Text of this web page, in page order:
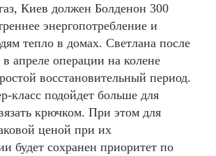
Киев должен Болденон 300
энергопотребление и
тепло в домах. Светлана после
апреле операции на колене
восстановительный период.
класс подойдет больше для
крючком. При этом для
ценой при их
будет сохранен приоритет по